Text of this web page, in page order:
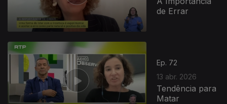
de Errar
Ep. 72
13 abr. 2026
Tendência para
Matar